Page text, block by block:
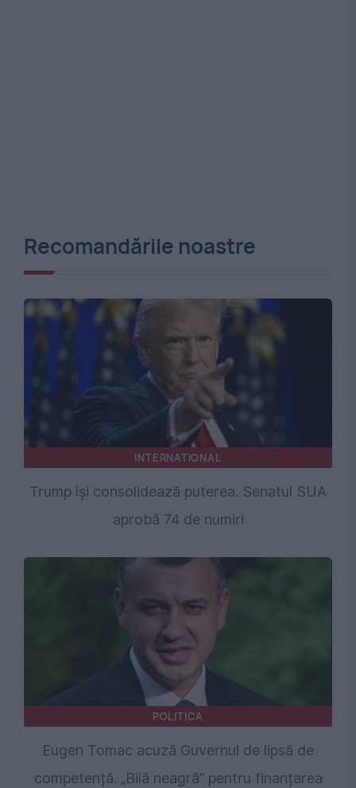
Recomandările noastre
INTERNATIONAL
Trump își consolidează puterea. Senatul SUA
aprobă 74 de numiri
POLITICA
Eugen Tomac acuză Guvernul de lipsă de
competență. „Bilă neagră” pentru finanțarea